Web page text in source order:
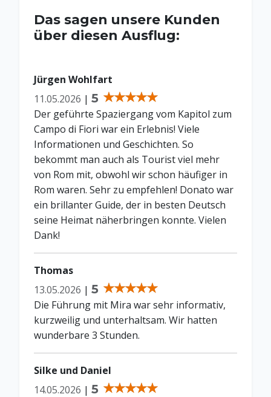
Das sagen unsere Kunden
über diesen Ausflug:
Jürgen Wohlfart
11.05.2026 | 5
Der geführte Spaziergang vom Kapitol zum
Campo di Fiori war ein Erlebnis! Viele
Informationen und Geschichten. So
bekommt man auch als Tourist viel mehr
von Rom mit, obwohl wir schon häufiger in
Rom waren. Sehr zu empfehlen! Donato war
ein brillanter Guide, der in besten Deutsch
seine Heimat näherbringen konnte. Vielen
Dank!
Thomas
13.05.2026 | 5
Die Führung mit Mira war sehr informativ,
kurzweilig und unterhaltsam. Wir hatten
wunderbare 3 Stunden.
Silke und Daniel
14.05.2026 | 5